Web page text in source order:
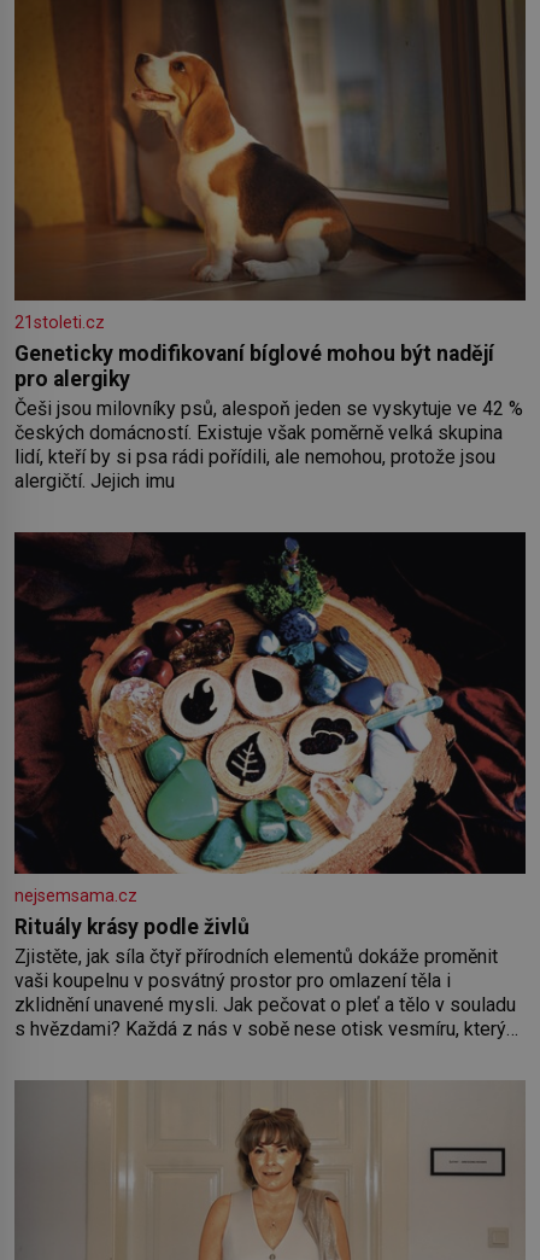
21stoleti.cz
Geneticky modifikovaní bíglové mohou být nadějí
pro alergiky
Češi jsou milovníky psů, alespoň jeden se vyskytuje ve 42 %
českých domácností. Existuje však poměrně velká skupina
lidí, kteří by si psa rádi pořídili, ale nemohou, protože jsou
alergičtí. Jejich imu
nejsemsama.cz
Rituály krásy podle živlů
Zjistěte, jak síla čtyř přírodních elementů dokáže proměnit
vaši koupelnu v posvátný prostor pro omlazení těla i
zklidnění unavené mysli. Jak pečovat o pleť a tělo v souladu
s hvězdami? Každá z nás v sobě nese otisk vesmíru, který
pokožky. Ohnivá znamení Ženy narozené ve znamení Berana,